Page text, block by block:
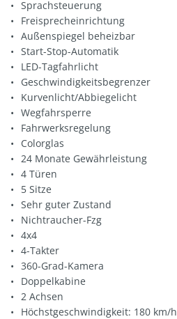
Sprachsteuerung
Freisprecheinrichtung
Außenspiegel beheizbar
Start-Stop-Automatik
LED-Tagfahrlicht
Geschwindigkeitsbegrenzer
Kurvenlicht/Abbiegelicht
Wegfahrsperre
Fahrwerksregelung
Colorglas
24 Monate Gewährleistung
4 Türen
5 Sitze
Sehr guter Zustand
Nichtraucher-Fzg
4x4
4-Takter
360-Grad-Kamera
Doppelkabine
2 Achsen
Höchstgeschwindigkeit: 180 km/h